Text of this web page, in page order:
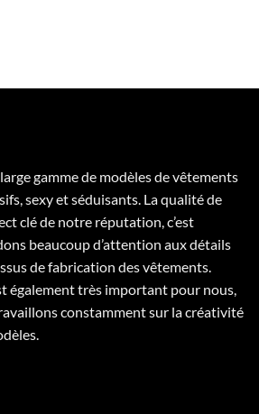
gamme de modèles de vêtements
sexy et séduisants. La qualité de
clé de notre réputation, c’est
beaucoup d’attention aux détails
de fabrication des vêtements.
également très important pour nous,
constamment sur la créativité